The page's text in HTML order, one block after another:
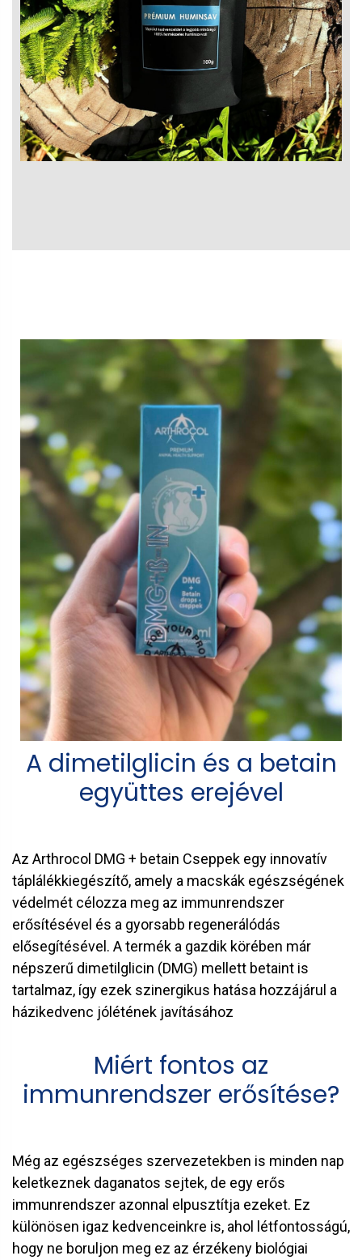
A dimetilglicin és a betain
együttes erejével
Az Arthrocol DMG + betain Cseppek egy innovatív
táplálékkiegészítő, amely a macskák egészségének
védelmét célozza meg az immunrendszer
erősítésével és a gyorsabb regenerálódás
elősegítésével. A termék a gazdik körében már
népszerű dimetilglicin (DMG) mellett betaint is
tartalmaz, így ezek szinergikus hatása hozzájárul a
házikedvenc jólétének javításához
Miért fontos az
immunrendszer erősítése?
Még az egészséges szervezetekben is minden nap
keletkeznek daganatos sejtek, de egy erős
immunrendszer azonnal elpusztítja ezeket. Ez
különösen igaz kedvenceinkre is, ahol létfontosságú,
hogy ne boruljon meg ez az érzékeny biológiai